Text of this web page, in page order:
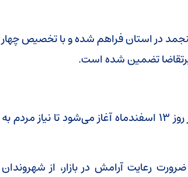
در استان فراهم شده و با تخصیص چهار
پرتقاضا تضمین شده است.
تیموری گفت:همچنین توزیع سیب‌زمینی تنظیم بازاری از روز ۱۳ اسفندماه آغاز می‌شود تا نیاز مردم به
رعایت آرامش در بازار، از شهروندان